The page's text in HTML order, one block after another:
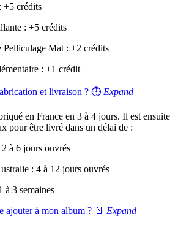
+5 crédits
: +5 crédits
Mat : +2 crédits
: +1 crédit
et livraison ? ⏱ Expand
en France en 3 à 4 jours. Il est ensuite
pour être livré dans un délai de :
à 6 jours ouvrés
: 4 à 12 jours ouvrés
à 3 semaines
ajouter à mon album ? 📄 Expand